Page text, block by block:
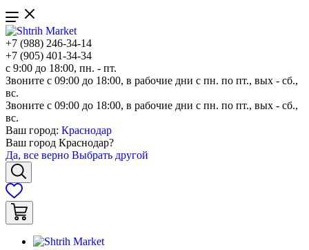
+7 (988) 246-34-14
+7 (905) 401-34-34
с 9:00 до 18:00, пн. - пт.
Звоните с 09:00 до 18:00, в рабочие дни с пн. по пт., вых - сб.,
вс.
Звоните с 09:00 до 18:00, в рабочие дни с пн. по пт., вых - сб.,
вс.
Ваш город: Краснодар
Ваш город Краснодар?
Да, все верно Выбрать другой